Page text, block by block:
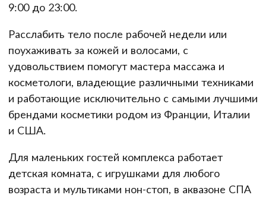
9:00 до 23:00.
Расслабить тело после рабочей недели или
поухаживать за кожей и волосами, с
удовольствием помогут мастера массажа и
косметологи, владеющие различными техниками
и работающие исключительно с самыми лучшими
брендами косметики родом из Франции, Италии
и США.
Для маленьких гостей комплекса работает
детская комната, с игрушками для любого
возраста и мультиками нон-стоп, в аквазоне СПА